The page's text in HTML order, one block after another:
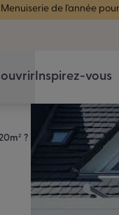
de l'année
Inspirez-vous
?